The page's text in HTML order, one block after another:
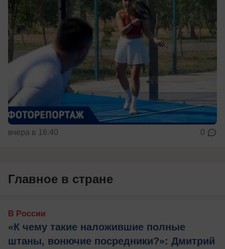
вчера в 16:40 0
Главное в стране
В России
«К чему такие наложившие полные
штаны, вонючие посредники?»: Дмитрий